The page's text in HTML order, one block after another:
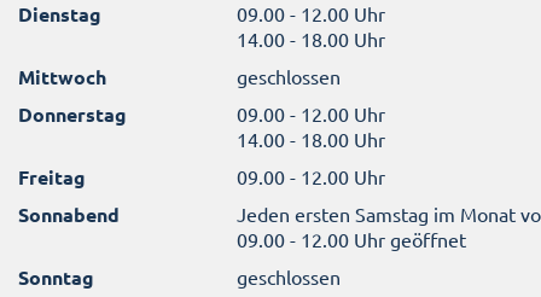
Dienstag
09.00 - 12.00 Uhr
14.00 - 18.00 Uhr
Mittwoch geschlossen
Donnerstag
09.00 - 12.00 Uhr
14.00 - 18.00 Uhr
Freitag 09.00 - 12.00 Uhr
Sonnabend
Jeden ersten Samstag im Monat
09.00 - 12.00 Uhr geöffnet
Sonntag geschlossen